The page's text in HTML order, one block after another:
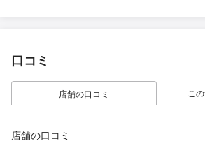
口コミ
店舗の口コミ こ
店舗の口コミ